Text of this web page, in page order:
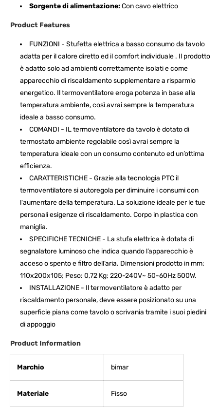
Sorgente di alimentazione:Con cavo elettrico
Product Features
FUNZIONI - Stufetta elettrica a basso consumo da tavolo
adatta per il calore diretto ed il comfort individuale . Il prodotto
è adatto solo ad ambienti correttamente isolati e come
apparecchio di riscaldamento supplementare a risparmio
energetico. Il termoventilatore eroga potenza in base alla
temperatura ambiente, così avrai sempre la temperatura
ideale a basso consumo.
COMANDI - IL termoventilatore da tavolo è dotato di
termostato ambiente regolabile così avrai sempre la
temperatura ideale con un consumo contenuto ed un’ottima
efficienza.
CARATTERISTICHE - Grazie alla tecnologia PTC il
termoventilatore si autoregola per diminuire i consumi con
l'aumentare della temperatura. La soluzione ideale per le tue
personali esigenze di riscaldamento. Corpo in plastica con
maniglia.
SPECIFICHE TECNICHE - La stufa elettrica è dotata di
segnalatore luminoso che indica quando l’apparecchio è
acceso o spento e filtro dell’aria. Dimensioni prodotto in mm:
110x200x105; Peso: 0,72 Kg; 220-240V~ 50-60Hz 500W.
INSTALLAZIONE - Il termoventilatore è adatto per
riscaldamento personale, deve essere posizionato su una
superficie piana come tavolo o scrivania tramite i suoi piedini
di appoggio
Product Information
Marchio ‎bimar
Materiale ‎Fisso